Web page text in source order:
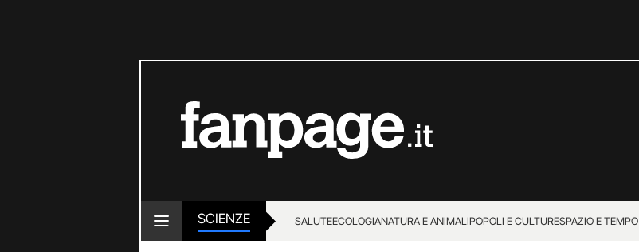
SCIENZE SALUTEECOLOGIANATURA E ANIMALIPOPOLI E CULTURESPAZIO E TEMPO